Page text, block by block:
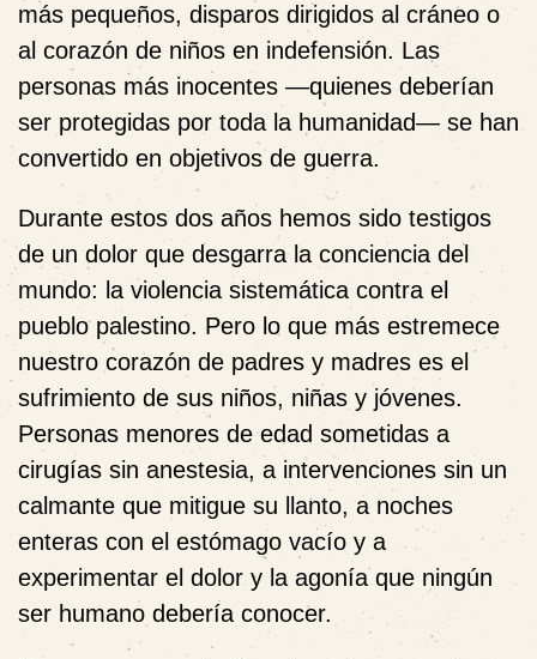
más pequeños, disparos dirigidos al cráneo o
al corazón de niños en indefensión. Las
personas más inocentes —quienes deberían
ser protegidas por toda la humanidad— se han
convertido en objetivos de guerra.
Durante estos dos años hemos sido testigos
de un dolor que desgarra la conciencia del
mundo: la violencia sistemática contra el
pueblo palestino. Pero lo que más estremece
nuestro corazón de padres y madres es el
sufrimiento de sus niños, niñas y jóvenes.
Personas menores de edad sometidas a
cirugías sin anestesia, a intervenciones sin un
calmante que mitigue su llanto, a noches
enteras con el estómago vacío y a
experimentar el dolor y la agonía que ningún
ser humano debería conocer.